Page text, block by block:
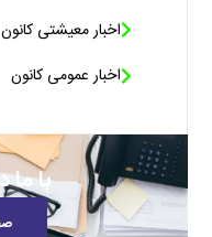
اخبار معیشتی کانون
اخبار عمومی کانون
با ما